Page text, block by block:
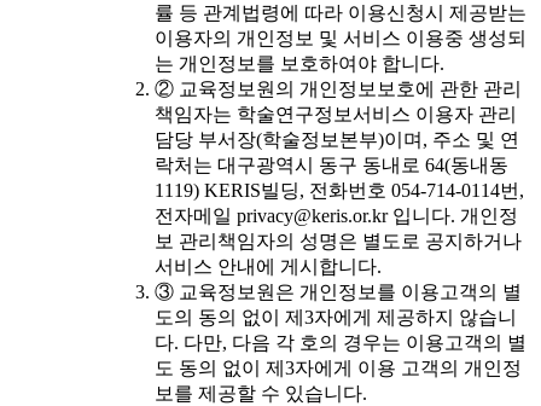
률 등 관계법령에 따라 이용신청시 제공받는
이용자의 개인정보 및 서비스 이용중 생성되
는 개인정보를 보호하여야 합니다.
② 교육정보원의 개인정보보호에 관한 관리
책임자는 학술연구정보서비스 이용자 관리
담당 부서장(학술정보본부)이며, 주소 및 연
락처는 대구광역시 동구 동내로 64(동내동
1119) KERIS빌딩, 전화번호 054-714-0114번,
전자메일 privacy@keris.or.kr 입니다. 개인정
보 관리책임자의 성명은 별도로 공지하거나
서비스 안내에 게시합니다.
③ 교육정보원은 개인정보를 이용고객의 별
도의 동의 없이 제3자에게 제공하지 않습니
다. 다만, 다음 각 호의 경우는 이용고객의 별
도 동의 없이 제3자에게 이용 고객의 개인정
보를 제공할 수 있습니다.